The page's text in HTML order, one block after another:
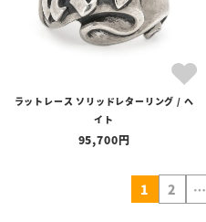
ラットレース ソリッドレターリング / ヘ
イト
95,700
1 2 …